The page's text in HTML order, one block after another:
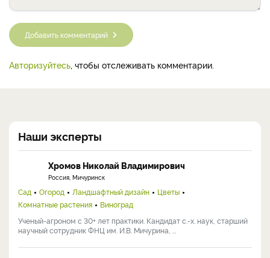
Добавить комментарий
Авторизуйтесь , чтобы отслеживать комментарии.
Наши эксперты
Хромов Николай Владимирович
Россия, Мичуринск
Сад Огород Ландшафтный дизайн
Цветы
Комнатные растения
Виноград
Ученый-агроном с 30+ лет практики. Кандидат с.-х. наук, старший
научный сотрудник ФНЦ им. И.В. Мичурина, ...